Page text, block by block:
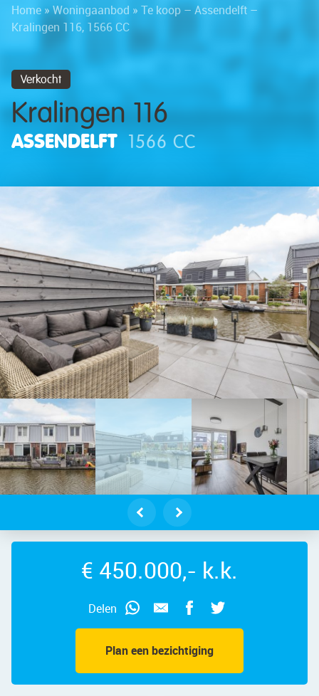
Home » Woningaanbod » Te koop – Assendelft –
Kralingen 116, 1566 CC
Verkocht
Kralingen 116
ASSENDELFT 1566 CC
– Kralingen 116, 1566 CC
Plan een bezichtiging
Delen
€ 450.000,- k.k.